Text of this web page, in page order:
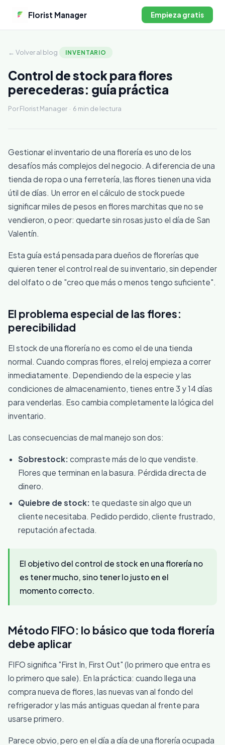
Florist Manager Empieza gratis
← Volver al blog INVENTARIO
Control de stock para flores
perecederas: guía práctica
Por Florist Manager · 6 min de lectura
Gestionar el inventario de una florería es uno de los
desafíos más complejos del negocio. A diferencia de una
tienda de ropa o una ferretería, las flores tienen una vida
útil de días. Un error en el cálculo de stock puede
significar miles de pesos en flores marchitas que no se
vendieron, o peor: quedarte sin rosas justo el día de San
Valentín.
Esta guía está pensada para dueños de florerías que
quieren tener el control real de su inventario, sin depender
del olfato o de "creo que más o menos tengo suficiente".
El problema especial de las flores:
perecibilidad
El stock de una florería no es como el de una tienda
normal. Cuando compras flores, el reloj empieza a correr
inmediatamente. Dependiendo de la especie y las
condiciones de almacenamiento, tienes entre 3 y 14 días
para venderlas. Eso cambia completamente la lógica del
inventario.
Las consecuencias de mal manejo son dos:
Sobrestock: compraste más de lo que vendiste.
Flores que terminan en la basura. Pérdida directa de
dinero.
Quiebre de stock: te quedaste sin algo que un
cliente necesitaba. Pedido perdido, cliente frustrado,
reputación afectada.
El objetivo del control de stock en una florería no
es tener mucho, sino tener lo justo en el
momento correcto.
Método FIFO: lo básico que toda florería
debe aplicar
FIFO significa "First In, First Out" (lo primero que entra es
lo primero que sale). En la práctica: cuando llega una
compra nueva de flores, las nuevas van al fondo del
refrigerador y las más antiguas quedan al frente para
usarse primero.
Parece obvio, pero en el día a día de una florería ocupada